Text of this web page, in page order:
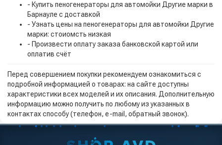
- Купить пеногенераторы для автомойки Другие марки в
Барнауле с доставкой
- Узнать цены на пеногенераторы для автомойки Другие
марки: стоиомсть низкая
- Произвести оплату заказа банковской картой или
оплатив счёт
Перед совершением покупки рекомендуем ознакомиться с
подробной информацией о товарах: на сайте доступны
характеристики всех моделей и их описания. Дополнительную
информацию можно получить по любому из указанных в
контактах способу (телефон, e-mail, обратный звонок).